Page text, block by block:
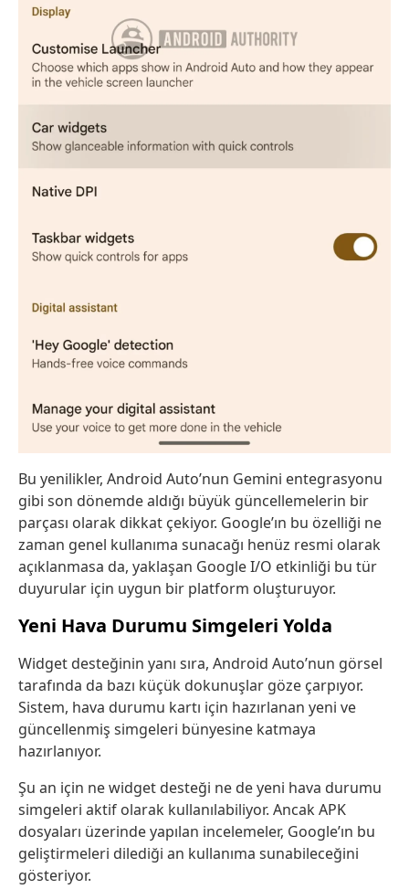
Bu yenilikler, Android Auto’nun Gemini entegrasyonu
gibi son dönemde aldığı büyük güncellemelerin bir
parçası olarak dikkat çekiyor. Google’ın bu özelliği ne
zaman genel kullanıma sunacağı henüz resmi olarak
açıklanmasa da, yaklaşan Google I/O etkinliği bu tür
duyurular için uygun bir platform oluşturuyor.
Yeni Hava Durumu Simgeleri Yolda
Widget desteğinin yanı sıra, Android Auto’nun görsel
tarafında da bazı küçük dokunuşlar göze çarpıyor.
Sistem, hava durumu kartı için hazırlanan yeni ve
güncellenmiş simgeleri bünyesine katmaya
hazırlanıyor.
Şu an için ne widget desteği ne de yeni hava durumu
simgeleri aktif olarak kullanılabiliyor. Ancak APK
dosyaları üzerinde yapılan incelemeler, Google’ın bu
geliştirmeleri dilediği an kullanıma sunabileceğini
gösteriyor.